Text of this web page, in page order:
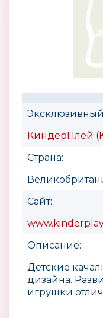
КиндерПлей
Страна:
Сайт:
Описание:
Детские
дизайна.
игрушки